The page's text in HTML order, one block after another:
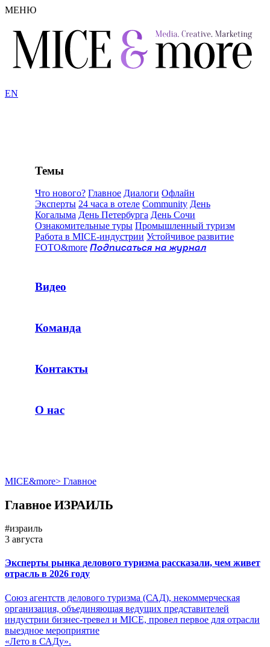
МЕНЮ
EN
Темы
Что нового? Главное Диалоги Офлайн
Эксперты 24 часа в отеле Community День
Когалыма День Петербурга День Сочи
Ознакомительные туры Промышленный туризм
Работа в MICE-индустрии Устойчивое развитие
FOTO&more Подписаться на журнал
Видео
Команда
Контакты
О нас
MICE&more> Главное
Главное ИЗРАИЛЬ
#израиль
3 августа
Эксперты рынка делового туризма рассказали, чем живет
отрасль в 2026 году
Союз агентств делового туризма (САД), некоммерческая
организация, объединяющая ведущих представителей
индустрии бизнес-тревел и MICE, провел первое для отрасли
выездное мероприятие
«Лето в САДу».